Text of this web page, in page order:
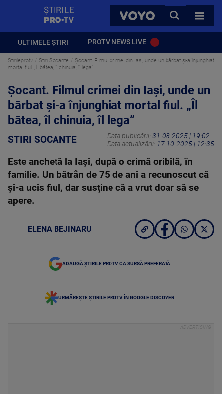
VOYO
CAUTA
TOATE
ULTIMELE ȘTIRI PROTV NEWS LIVE
Stirileprotv Stiri Socante
Șocant. Filmul crimei din Iași, unde un bărbat și-a înjunghiat
mortal fiul. „Îl bătea, îl chinuia, îl lega”
Șocant. Filmul crimei din Iași, unde un
bărbat și-a înjunghiat mortal fiul. „Îl
bătea, îl chinuia, îl lega”
STIRI SOCANTE Data publicării: 31-08-2025 | 19:02
Data actualizării: 17-10-2025 | 12:35
Este anchetă la Iași, după o crimă oribilă, în
familie. Un bătrân de 75 de ani a recunoscut că
și-a ucis fiul, dar susține că a vrut doar să se
apere.
ELENA BEJINARU
ADAUGĂ ȘTIRILE PROTV CA SURSĂ PREFERATĂ
URMĂREȘTE ȘTIRILE PROTV ÎN GOOGLE DISCOVER